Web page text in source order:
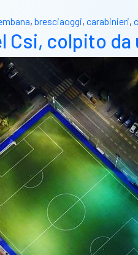
, bresciaoggi, carabinieri,
Csi, colpito